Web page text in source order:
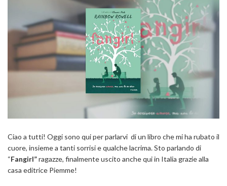
Ciao a tutti! Oggi sono qui per parlarvi di un libro che mi ha rubato il
cuore, insieme a tanti sorrisi e qualche lacrima. Sto parlando di
“Fangirl”ragazze, finalmente uscito anche qui in Italia grazie alla
casa editrice Piemme!